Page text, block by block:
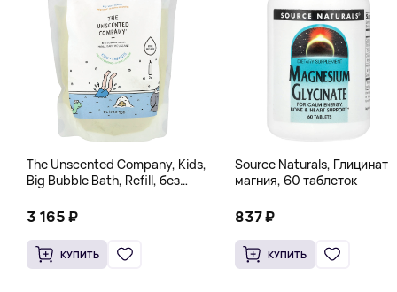
The Unscented Company, Kids,
Big Bubble Bath, Refill, без
Унции)
3 165 ₽
КУПИТЬ
Source Naturals, Глицинат
магния, 60 таблеток
837 ₽
КУПИТЬ